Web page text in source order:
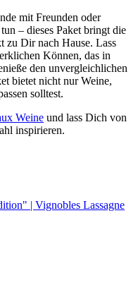
mit Freunden oder
– dieses Paket bringt die
zu Dir nach Hause. Lass
Können, das in
den unvergleichlichen
bietet nicht nur Weine,
solltest.
Weine und lass Dich von
inspirieren.
| Vignobles Lassagne